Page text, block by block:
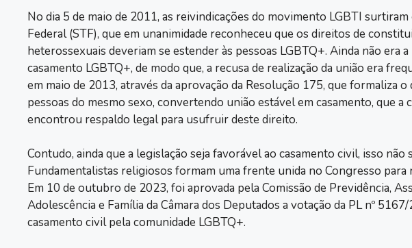
No dia 5 de maio de 2011, as reivindicações do movimento LGBTI
Federal (STF), que em unanimidade reconheceu que os direitos de
heterossexuais deveriam se estender às pessoas LGBTQ+. Ainda não era
casamento LGBTQ+, de modo que, a recusa de realização da união era
em maio de 2013, através da aprovação da Resolução 175, que formaliza
pessoas do mesmo sexo, convertendo união estável em casamento, que a
encontrou respaldo legal para usufruir deste direito.
Contudo, ainda que a legislação seja favorável ao casamento civil, isso
Fundamentalistas religiosos formam uma frente unida no Congresso
Em 10 de outubro de 2023, foi aprovada pela Comissão de Previdência,
Adolescência e Família da Câmara dos Deputados a votação da PL nº
casamento civil pela comunidade LGBTQ+.